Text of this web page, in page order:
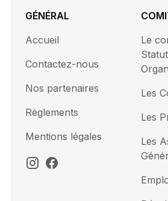
GÉNÉRAL
Accueil
Contactez-nous
Nos partenaires
Règlements
Mentions légales
Le
Les
Les
Les